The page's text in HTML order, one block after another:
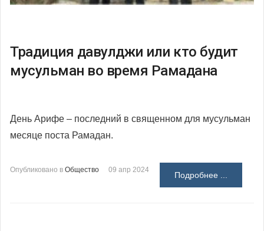
Традиция давулджи или кто будит
мусульман во время Рамадана
День Арифе – последний в священном для мусульман
месяце поста Рамадан.
Опубликовано в Общество 09 апр 2024
Подробнее ...